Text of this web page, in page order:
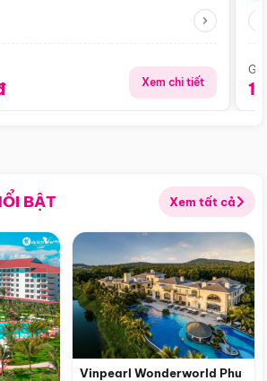
Xem chi tiết
BẬT Xem tất cả
Vinpearl Wonderworld Phu